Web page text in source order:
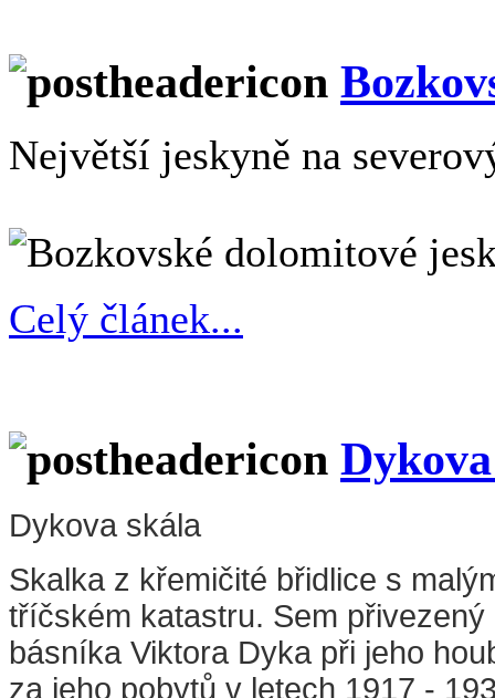
Největší jeskyně na
Celý článek...
Dykova skála
Skalka z křemičité břidlice s
tříčském katastru. Sem
básníka Viktora Dyka při jeho
za jeho pobytů v letech 1917 -